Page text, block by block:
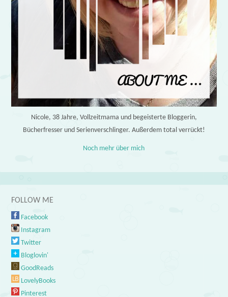
Nicole, 38 Jahre, Vollzeitmama und begeisterte Bloggerin,
Bücherfresser und Serienverschlinger. Außerdem total verrückt!
Noch mehr über mich
FOLLOW ME
Facebook
Instagram
Twitter
Bloglovin'
GoodReads
LovelyBooks
Pinterest